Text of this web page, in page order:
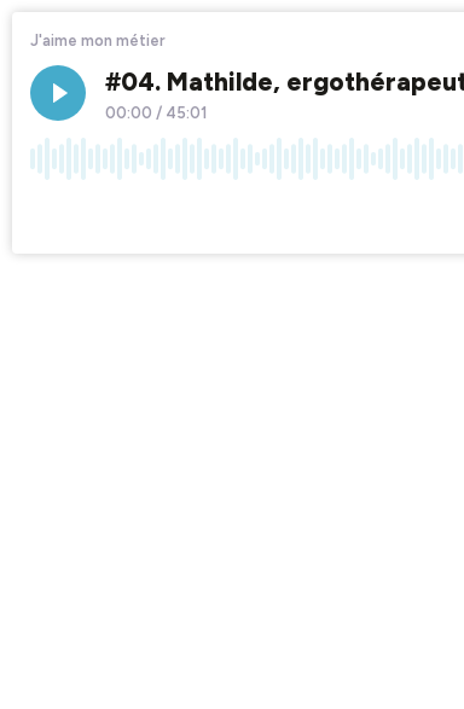
J'aime mon métier
#04. Mathilde,
00:00 / 45:01